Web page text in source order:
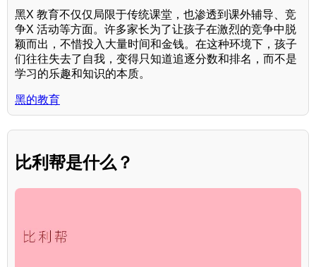
黑X 教育不仅仅局限于传统课堂，也渗透到课外辅导、竞
争X 活动等方面。许多家长为了让孩子在激烈的竞争中脱
颖而出，不惜投入大量时间和金钱。在这种环境下，孩子
们往往失去了自我，变得只知道追逐分数和排名，而不是
学习的乐趣和知识的本质。
黑的教育
比利帮是什么？